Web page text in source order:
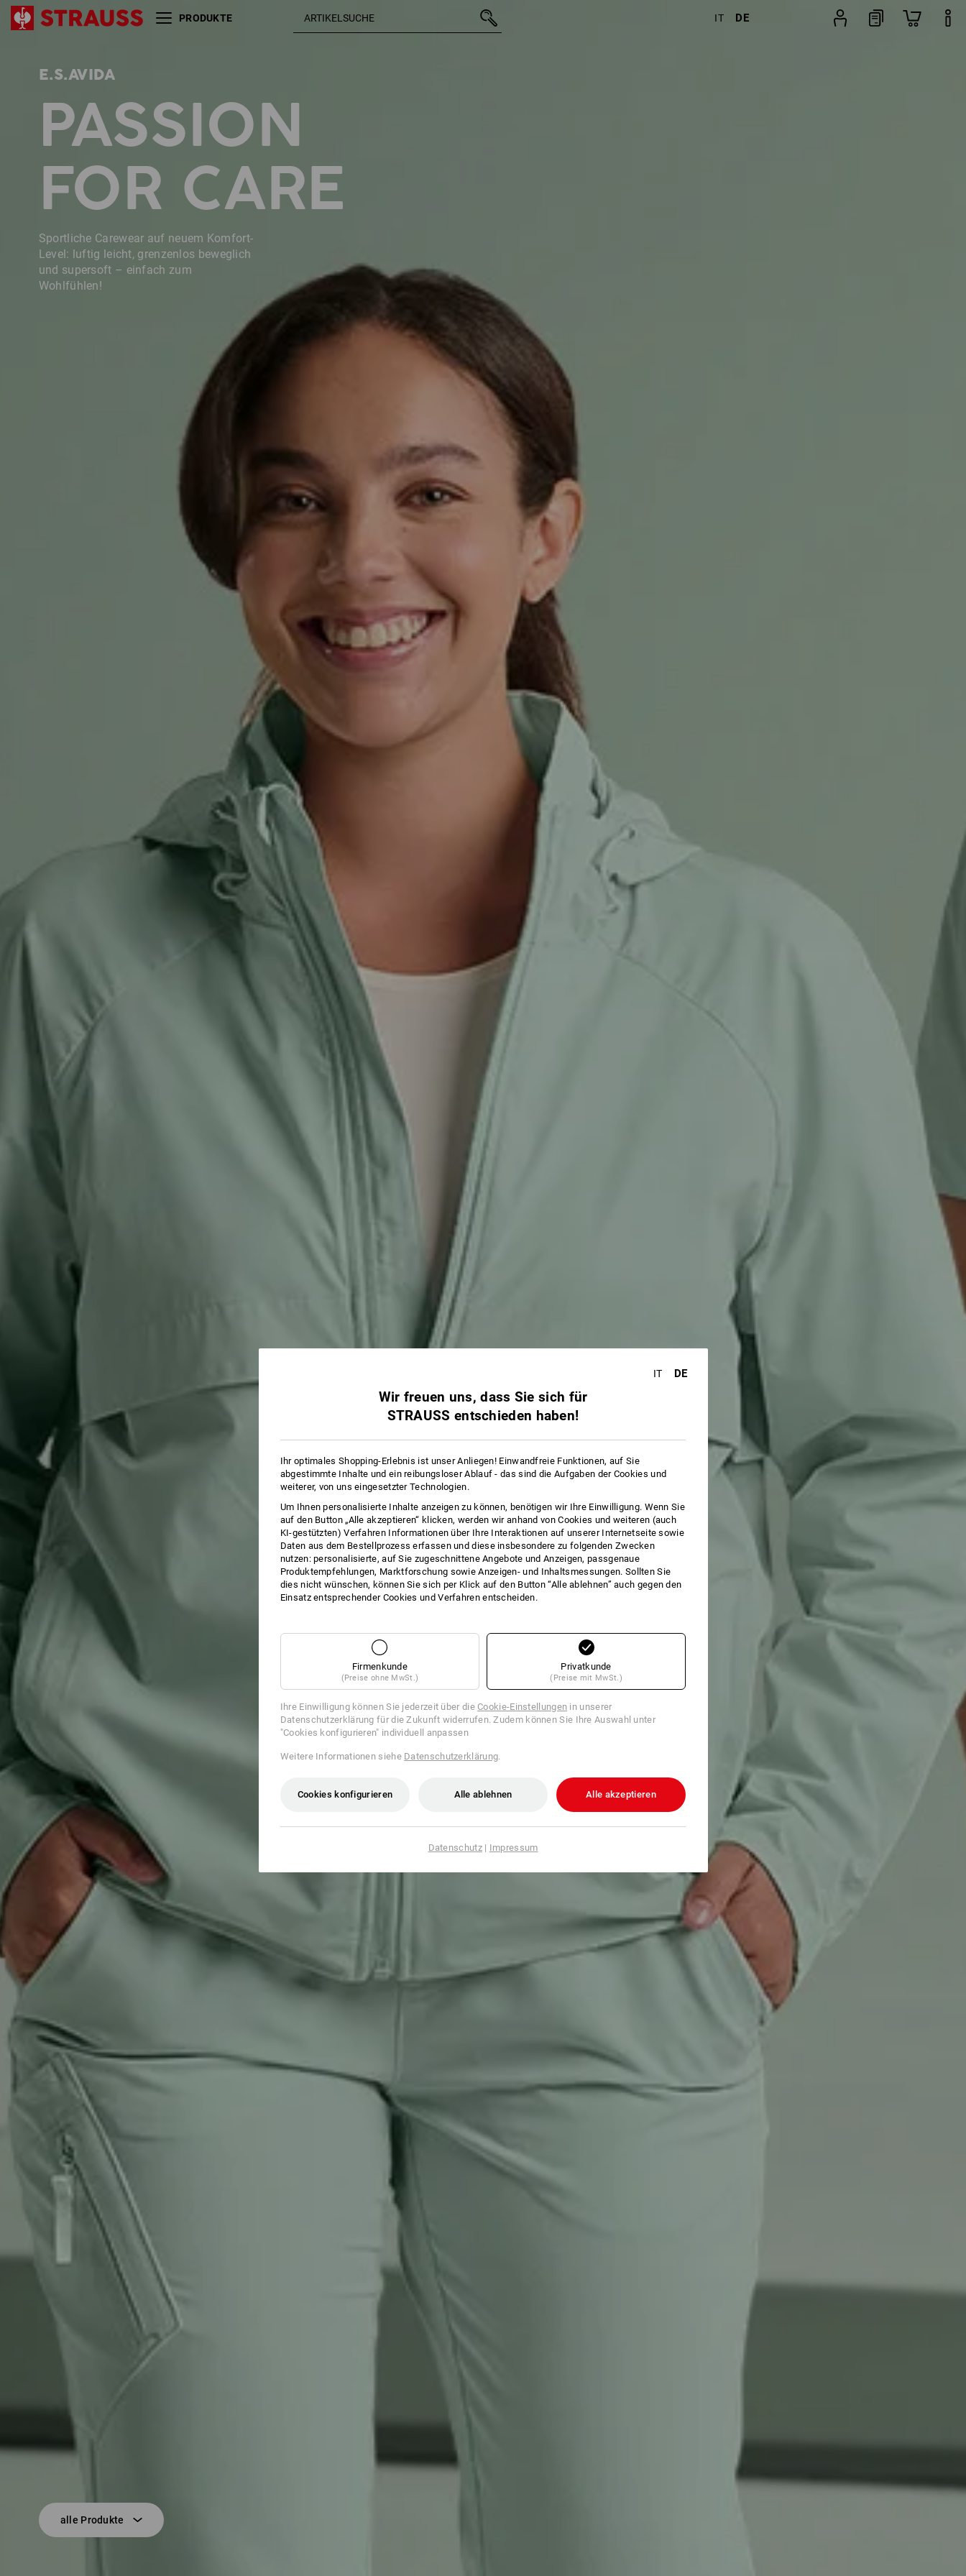
PRODUKTE IT DE
E.S.AVIDA
PASSION
FOR CARE
Sportliche Carewear auf neuem Komfort-
Level: luftig leicht, grenzenlos beweglich
und supersoft – einfach zum
Wohlfühlen!
alle Produkte
Größe
IT DE
Wir freuen uns, dass Sie sich für
STRAUSS entschieden haben!
Ihr optimales Shopping-Erlebnis ist unser Anliegen! Einwandfreie Funktionen, auf Sie
abgestimmte Inhalte und ein reibungsloser Ablauf - das sind die Aufgaben der Cookies und
weiterer, von uns eingesetzter Technologien.
Um Ihnen personalisierte Inhalte anzeigen zu können, benötigen wir Ihre Einwilligung. Wenn Sie
auf den Button „Alle akzeptieren“ klicken, werden wir anhand von Cookies und weiteren (auch
KI-gestützten) Verfahren Informationen über Ihre Interaktionen auf unserer Internetseite sowie
Daten aus dem Bestellprozess erfassen und diese insbesondere zu folgenden Zwecken
nutzen: personalisierte, auf Sie zugeschnittene Angebote und Anzeigen, passgenaue
Produktempfehlungen, Marktforschung sowie Anzeigen- und Inhaltsmessungen. Sollten Sie
dies nicht wünschen, können Sie sich per Klick auf den Button “Alle ablehnen” auch gegen den
Einsatz entsprechender Cookies und Verfahren entscheiden.
Firmenkunde
(Preise ohne MwSt.)
Privatkunde
(Preise mit MwSt.)
Ihre Einwilligung können Sie jederzeit über dieCookie-Einstellungen in unserer
Datenschutzerklärung für die Zukunft widerrufen. Zudem können Sie Ihre Auswahl unter
"Cookies konfigurieren" individuell anpassen
Weitere Informationen siehe Datenschutzerklärung.
Cookies konfigurieren Alle ablehnen Alle akzeptieren
Datenschutz| Impressum